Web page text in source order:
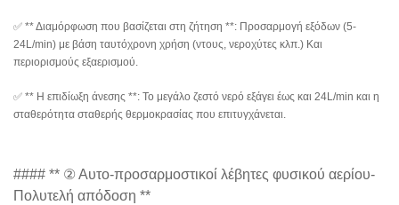
✅ ** Διαμόρφωση που βασίζεται στη ζήτηση **: Προσαρμογή εξόδων (5-
24L/min) με βάση ταυτόχρονη χρήση (ντους, νεροχύτες κλπ.) Και
περιορισμούς εξαερισμού.
✅ ** Η επιδίωξη άνεσης **: Το μεγάλο ζεστό νερό εξάγει έως και 24L/min και η
σταθερότητα σταθερής θερμοκρασίας που επιτυγχάνεται.
#### ** ② Αυτο-προσαρμοστικοί λέβητες φυσικού αερίου-
Πολυτελή απόδοση **